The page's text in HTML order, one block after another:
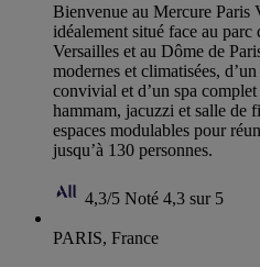
Bienvenue au Mercure Paris
idéalement situé face au
Versailles et au Dôme de
modernes et climatisées,
convivial et d’un spa
hammam, jacuzzi et salle de
espaces modulables pour
jusqu’à 130 personnes.
4,3/5 Noté 4,3 sur 5
PARIS, France